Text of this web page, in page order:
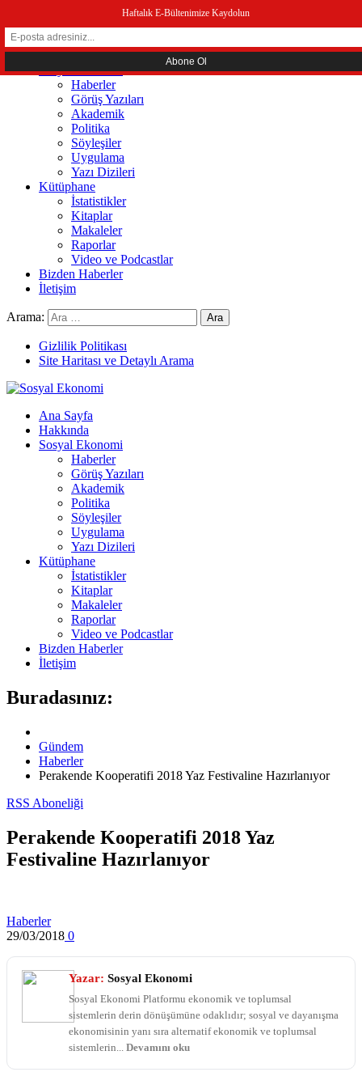
Ana Sayfa
Hakkında
Sosyal Ekonomi
Haberler
Görüş Yazıları
Akademik
Politika
Söyleşiler
Uygulama
Yazı Dizileri
Kütüphane
İstatistikler
Kitaplar
Makaleler
Raporlar
Video ve Podcastlar
Bizden Haberler
İletişim
Arama:
Gizlilik Politikası
Site Haritası ve Detaylı Arama
Ana Sayfa
Hakkında
Sosyal Ekonomi
Haberler
Görüş Yazıları
Akademik
Politika
Söyleşiler
Uygulama
Yazı Dizileri
Kütüphane
İstatistikler
Kitaplar
Makaleler
Raporlar
Video ve Podcastlar
Bizden Haberler
İletişim
Buradasınız:
Gündem
Haberler
Perakende Kooperatifi 2018 Yaz Festivaline Hazırlanıyor
RSS Aboneliği
Perakende Kooperatifi 2018 Yaz
Festivaline Hazırlanıyor
Haberler
29/03/2018 0
Yazar: Sosyal Ekonomi
Sosyal Ekonomi Platformu ekonomik ve toplumsal
sistemlerin derin dönüşümüne odaklıdır; sosyal ve dayanışma
ekonomisinin yanı sıra alternatif ekonomik ve toplumsal
sistemlerin... Devamını oku
Haftalık E-Bültenimize Kaydolun